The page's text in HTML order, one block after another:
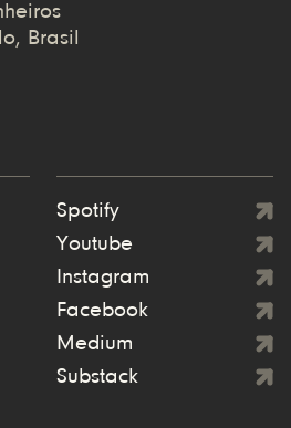
Brasil
Spotify
Youtube
Instagram
Facebook
Medium
Substack